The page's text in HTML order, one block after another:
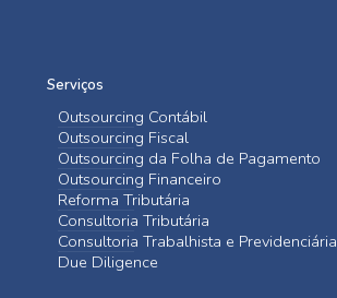
Serviços
Outsourcing Contábil
Outsourcing Fiscal
Outsourcing da Folha de Pagamento
Outsourcing Financeiro
Reforma Tributária
Consultoria Tributária
Consultoria Trabalhista e Previdenciária
Due Diligence